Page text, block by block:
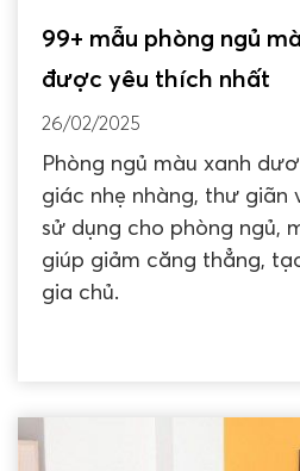
99+ mẫu phòng ngủ
được yêu thích nhất
26/02/2025
Phòng ngủ màu xanh
giác nhẹ nhàng, thư giãn
sử dụng cho phòng ngủ,
giúp giảm căng thẳng,
gia chủ.